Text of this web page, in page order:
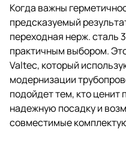
Когда важны
предсказуемый
переходная нерж. сталь
практичным выбором.
Valtec, который
модернизации
подойдет тем, кто ценит
надежную посадку и
совместимые